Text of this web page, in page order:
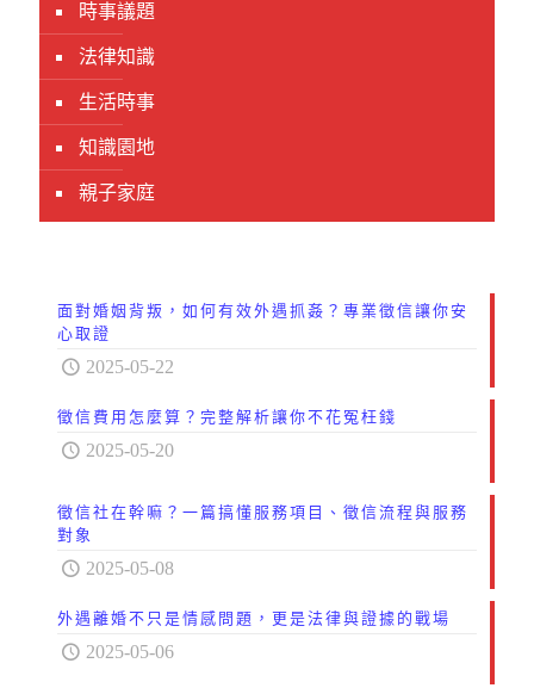
時事議題
法律知識
生活時事
知識園地
親子家庭
面對婚姻背叛，如何有效外遇抓姦？專業徵信讓你安
心取證
2025-05-22
徵信費用怎麼算？完整解析讓你不花冤枉錢
2025-05-20
徵信社在幹嘛？一篇搞懂服務項目、徵信流程與服務
對象
2025-05-08
外遇離婚不只是情感問題，更是法律與證據的戰場
2025-05-06